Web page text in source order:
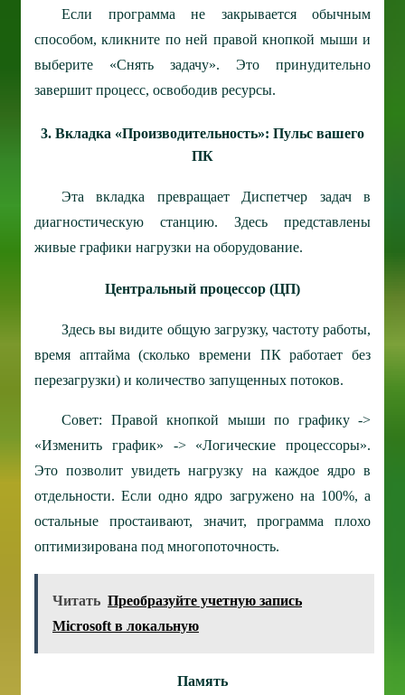
Если программа не закрывается обычным
способом, кликните по ней правой кнопкой мыши и
выберите «Снять задачу». Это принудительно
завершит процесс, освободив ресурсы.
3. Вкладка «Производительность»: Пульс вашего
ПК
Эта вкладка превращает Диспетчер задач в
диагностическую станцию. Здесь представлены
живые графики нагрузки на оборудование.
Центральный процессор (ЦП)
Здесь вы видите общую загрузку, частоту работы,
время аптайма (сколько времени ПК работает без
перезагрузки) и количество запущенных потоков.
Совет: Правой кнопкой мыши по графику ->
«Изменить график» -> «Логические процессоры».
Это позволит увидеть нагрузку на каждое ядро в
отдельности. Если одно ядро загружено на 100%, а
остальные простаивают, значит, программа плохо
оптимизирована под многопоточность.
Читать Преобразуйте учетную запись
Microsoft в локальную
Память